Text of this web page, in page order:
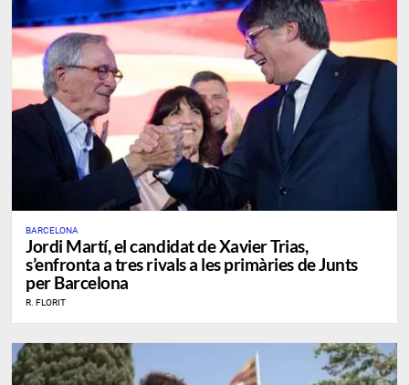
BARCELONA
​Jordi Martí, el candidat de Xavier Trias,
s’enfronta a tres rivals a les primàries de Junts
per Barcelona
R. FLORIT